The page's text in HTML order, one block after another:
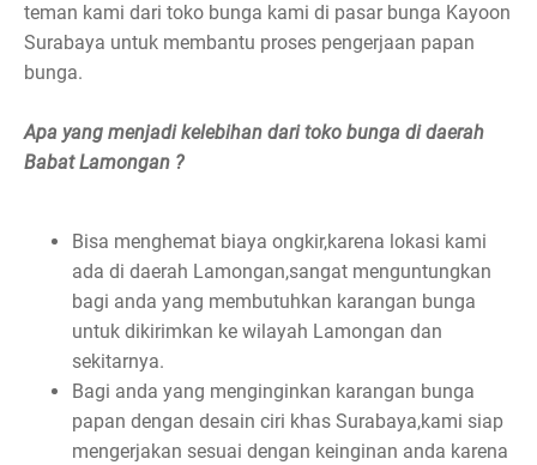
teman kami dari toko bunga kami di pasar bunga Kayoon
Surabaya untuk membantu proses pengerjaan papan
bunga.
Apa yang menjadi kelebihan dari toko bunga di daerah
Babat Lamongan ?
Bisa menghemat biaya ongkir,karena lokasi kami
ada di daerah Lamongan,sangat menguntungkan
bagi anda yang membutuhkan karangan bunga
untuk dikirimkan ke wilayah Lamongan dan
sekitarnya.
Bagi anda yang menginginkan karangan bunga
papan dengan desain ciri khas Surabaya,kami siap
mengerjakan sesuai dengan keinginan anda karena